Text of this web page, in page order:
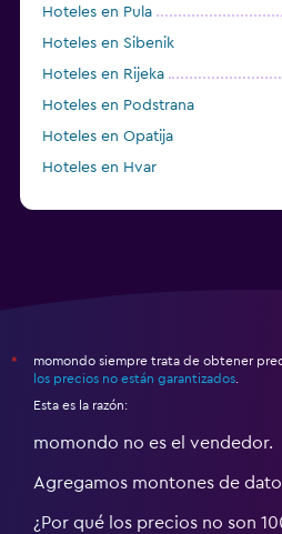
Hoteles en Pula
Hoteles en Sibenik
Hoteles en Rijeka
Hoteles en Podstrana
Hoteles en Opatija
Hoteles en Hvar
*
momondo siempre trata de obtener
los precios no están garantizados
Esta es la razón:
momondo no es el vendedor.
Agregamos montones de
¿Por qué los precios no son